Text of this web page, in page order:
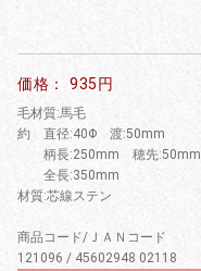
価格： 935円
毛材質:馬毛
約 直径:40Φ 渡:50mm
柄長:250mm 穂先:50mm
全長:350mm
材質:芯線ステン
商品コード/ＪＡＮコード
121096 / 45602948 02118